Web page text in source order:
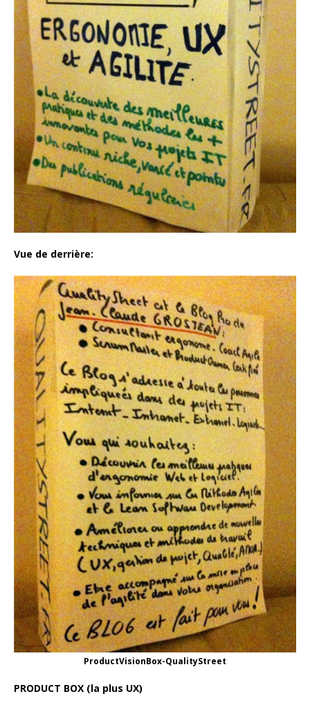
Vue de derrière:
ProductVisionBox-QualityStreet
PRODUCT BOX (la plus UX)